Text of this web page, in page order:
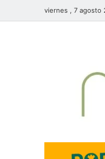
viernes , 7 agosto